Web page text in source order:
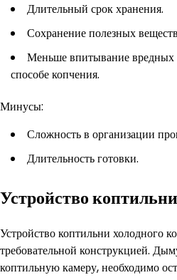
Длительный срок хранения.
Сохранение полезных
Меньше впитывание вредных
способе копчения.
Минусы:
Сложность в организации
Длительность готовки.
Устройство
Устройство коптильни холодного
требовательной конструкцией.
коптильную камеру, необходимо